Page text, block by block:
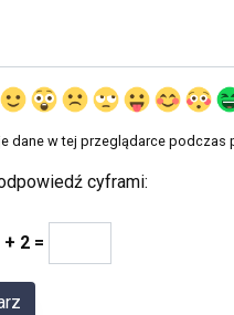
dane w tej przeglądarce podczas
cyframi:
2 =